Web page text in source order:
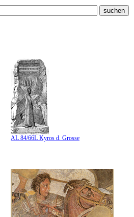
AL 84/66L Kyros d. Grosse